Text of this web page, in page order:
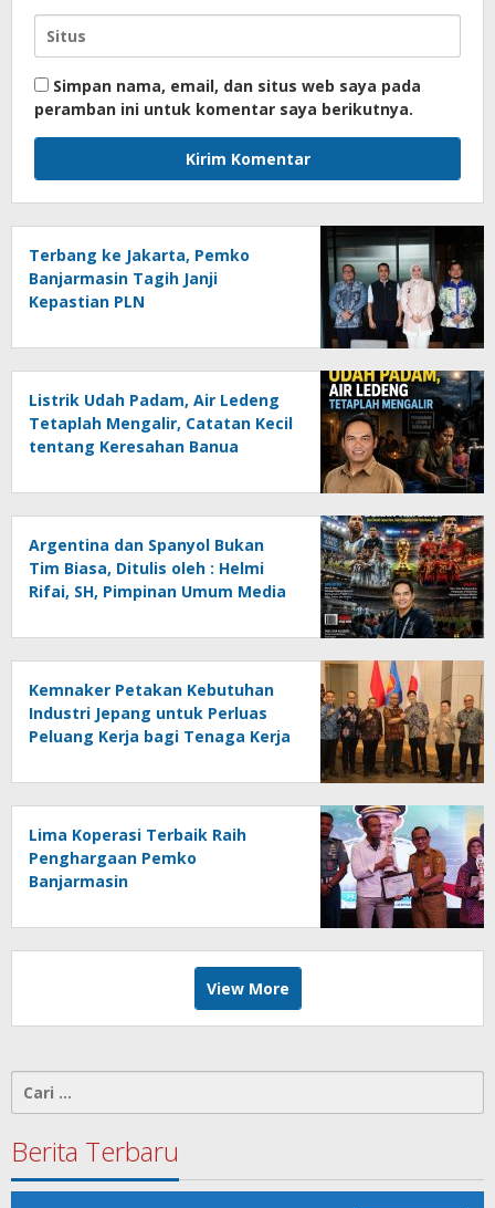
Simpan nama, email, dan situs web saya pada
peramban ini untuk komentar saya berikutnya.
Terbang ke Jakarta, Pemko
Banjarmasin Tagih Janji
Kepastian PLN
Listrik Udah Padam, Air Ledeng
Tetaplah Mengalir, Catatan Kecil
tentang Keresahan Banua
Ancaman Lingkungan, Oleh :
Helmi Rifai, SH
Argentina dan Spanyol Bukan
Tim Biasa, Ditulis oleh : Helmi
Rifai, SH, Pimpinan Umum Media
Kemnaker Petakan Kebutuhan
Industri Jepang untuk Perluas
Peluang Kerja bagi Tenaga Kerja
Lima Koperasi Terbaik Raih
Penghargaan Pemko
Banjarmasin
View More
untuk:
Berita Terbaru